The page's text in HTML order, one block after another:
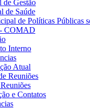
de Gestão
de Saúde
de Políticas Públicas
COMAD
Interno
Atual
Reuniões
e Contatos